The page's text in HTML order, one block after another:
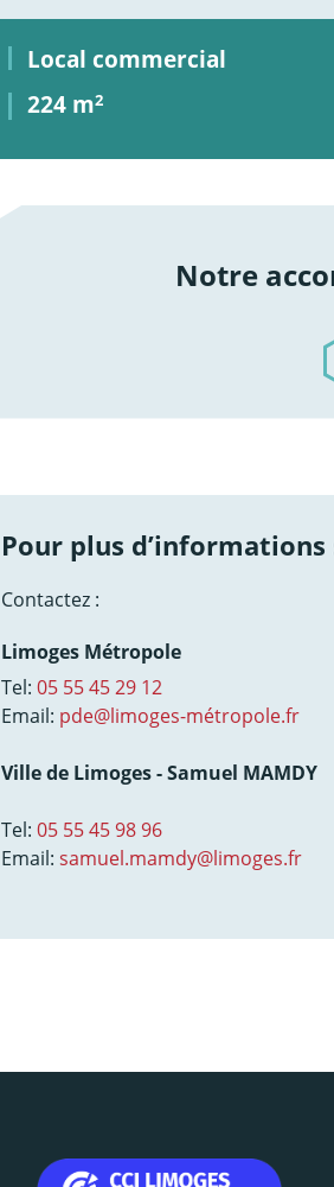
Local commercial
224 m2
Notre
/notre-
Pour plus
Contactez :
Limoges Métropole
Tel: 05 55 45 29 12
Email: pde@limoges-métropole.fr
Ville de Limoges - Samuel MAMDY
Tel: 05 55 45 98 96
Email: samuel.mamdy@limoges.fr